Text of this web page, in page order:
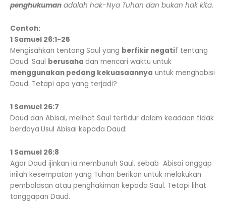
penghukuman adalah hak-Nya Tuhan dan bukan hak kita.
Contoh:
1 Samuel 26:1-25
Mengisahkan tentang Saul yang berfikir negatif tentang
Daud. Saul berusaha dan mencari waktu untuk
menggunakan pedang kekuasaannya untuk menghabisi
Daud. Tetapi apa yang terjadi?
1 Samuel 26:7
Daud dan Abisai, melihat Saul tertidur dalam keadaan tidak
berdaya.Usul Abisai kepada Daud:
1 Samuel 26:8
Agar Daud ijinkan ia membunuh Saul, sebab Abisai anggap
inilah kesempatan yang Tuhan berikan untuk melakukan
pembalasan atau penghakiman kepada Saul. Tetapi lihat
tanggapan Daud.